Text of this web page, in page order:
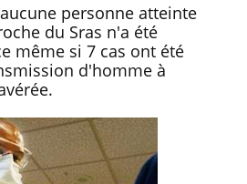
personne atteinte
du Sras n'a été
même si 7 cas ont été
d'homme à